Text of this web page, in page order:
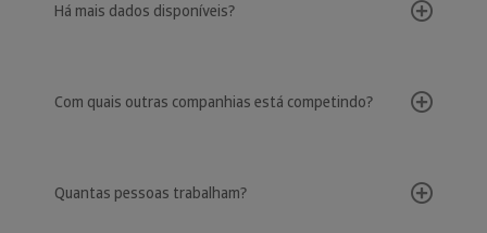
Há mais dados disponíveis?
Com quais outras companhias está competindo?
Quantas pessoas trabalham?